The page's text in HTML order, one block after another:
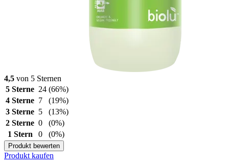
4,5 von 5 Sternen
5 Sterne 24 (66%)
4 Sterne 7
(19%)
3 Sterne 5
(13%)
2 Sterne 0
(0%)
1 Stern
0 (0%)
Produkt bewerten
Produkt kaufen